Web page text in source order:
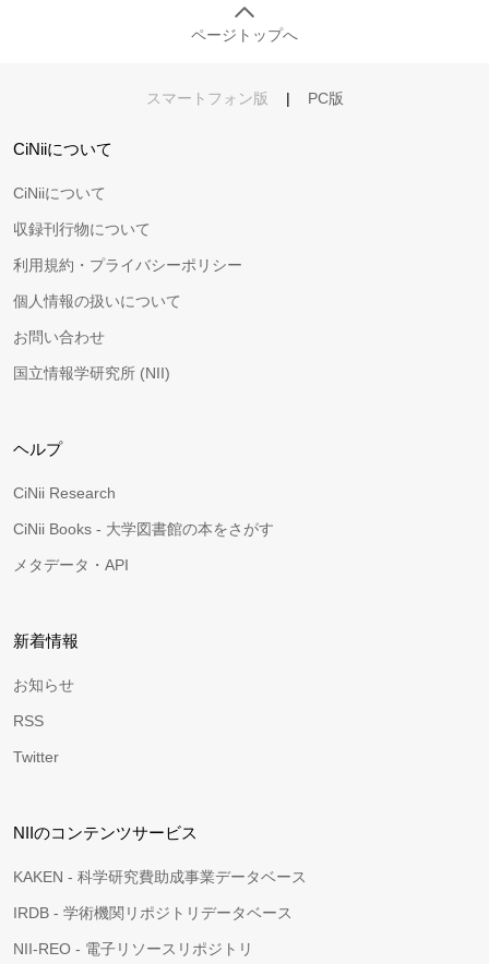
ページトップへ
スマートフォン版 | PC版
CiNiiについて
CiNiiについて
収録刊行物について
利用規約・プライバシーポリシー
個人情報の扱いについて
お問い合わせ
国立情報学研究所 (NII)
ヘルプ
CiNii Research
CiNii Books - 大学図書館の本をさがす
メタデータ・API
新着情報
お知らせ
RSS
Twitter
NIIのコンテンツサービス
KAKEN - 科学研究費助成事業データベース
IRDB - 学術機関リポジトリデータベース
NII-REO - 電子リソースリポジトリ